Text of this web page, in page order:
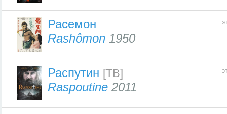
Расемон
Rashômon 1950
Распутин [ТВ]
Raspoutine 2011